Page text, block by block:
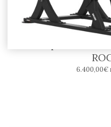
Hack Squat SR09-E
6.400,00€